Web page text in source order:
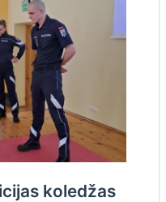
koledžas